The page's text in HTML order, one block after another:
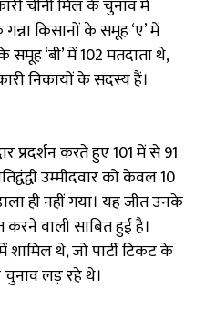
चीनी मिल के चुनाव में
किसानों के समूह ‘ए’ में
‘बी’ में 102 मतदाता थे,
निकायों के सदस्य हैं।
प्रदर्शन करते हुए 101 में से 91
उम्मीदवार को केवल 10
ही नहीं गया। यह जीत उनके
वाली साबित हुई है।
शामिल थे, जो पार्टी टिकट के
लड़ रहे थे।